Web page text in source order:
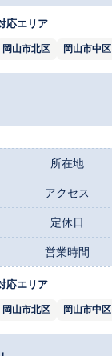
応エリア
岡山市北区 岡山市中区
所在地
アクセス
定休日
営業時間
応エリア
岡山市北区 岡山市中区